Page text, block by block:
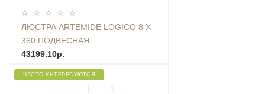
ЛЮСТРА ARTEMIDE LOGICO 8 X
360 ПОДВЕСНАЯ
43199.10р.
ЧАСТО ИНТЕРЕСУЮТСЯ